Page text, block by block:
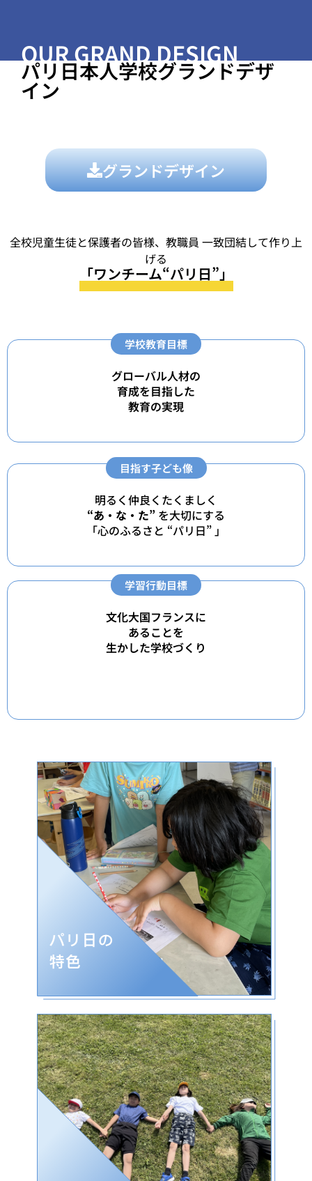
OUR GRAND DESIGN
パリ日本人学校グランドデザ
イン
グランドデザイン
全校児童生徒と保護者の皆様、教職員 一致団結して作り上
げる
「ワンチーム“パリ日”」
学校教育目標
グローバル人材の
育成を目指した
教育の実現
目指す子ども像
明るく仲良くたくましく
“あ・な・た” を大切にする
「心のふるさと “パリ日” 」
文化大国フランスに
あることを
生かした学校づくり
学習行動目標